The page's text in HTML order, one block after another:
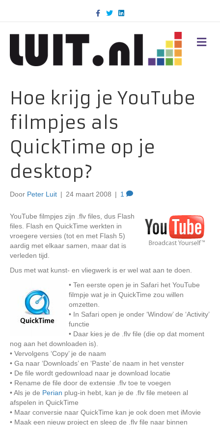
c
k
T
w
i
n
d
M
E
Hoe krijg je YouTube
filmpjes als
QuickTime op je
desktop?
Door Peter Luit | 24 maart 2008 | 1
YouTube filmpjes zijn .flv files, dus Flash
files. Flash en QuickTime werkten in
vroegere versies (tot en met Flash 5)
aardig met elkaar samen, maar dat is
verleden tijd.
Dus met wat kunst- en vliegwerk is er wel wat aan te doen.
• Ten eerste open je in Safari het YouTube
filmpje wat je in QuickTime zou willen
omzetten.
• In Safari open je onder ‘Window’ de ‘Activity’
functie
• Daar kies je de .flv file (die op dat moment
nog aan het downloaden is).
• Vervolgens ‘Copy’ je de naam
• Ga naar ‘Downloads’ en ‘Paste’ de naam in het venster
• De file wordt gedownload naar je download locatie
• Rename de file door de extensie .flv toe te voegen
• Als je de Perian plug-in hebt, kan je de .flv file meteen al
afspelen in QuickTime
• Maar conversie naar QuickTime kan je ook doen met iMovie
• Maak een nieuw project en sleep de .flv file naar binnen